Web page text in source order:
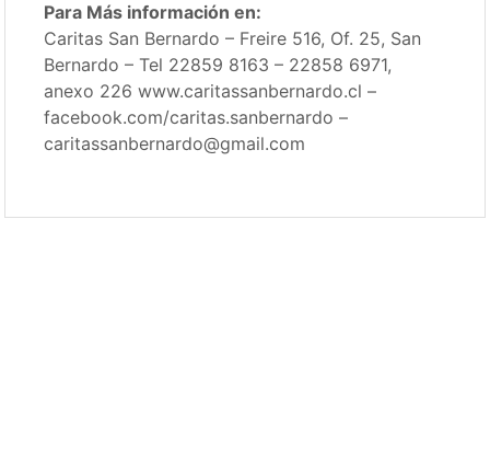
Para Más información en:
Caritas San Bernardo – Freire 516, Of. 25, San
Bernardo – Tel 22859 8163 – 22858 6971,
anexo 226 www.caritassanbernardo.cl –
facebook.com/caritas.sanbernardo –
caritassanbernardo@gmail.com